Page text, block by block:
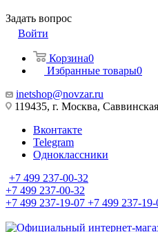
Задать вопрос
Войти
Корзина0
Избранные товары0
inetshop@novzar.ru
119435, г. Москва,
Вконтакте
Telegram
Одноклассники
+7 499 237-00-32
+7 499 237-00-32
+7 499 237-19-07 +7 499 237-19-